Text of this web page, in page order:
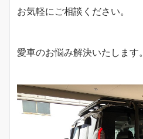
お気軽にご相談ください。
愛車のお悩み解決いたします。